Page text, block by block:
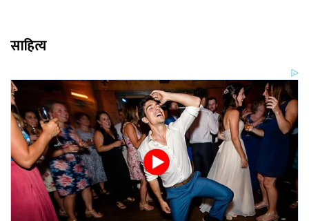
साहित्य